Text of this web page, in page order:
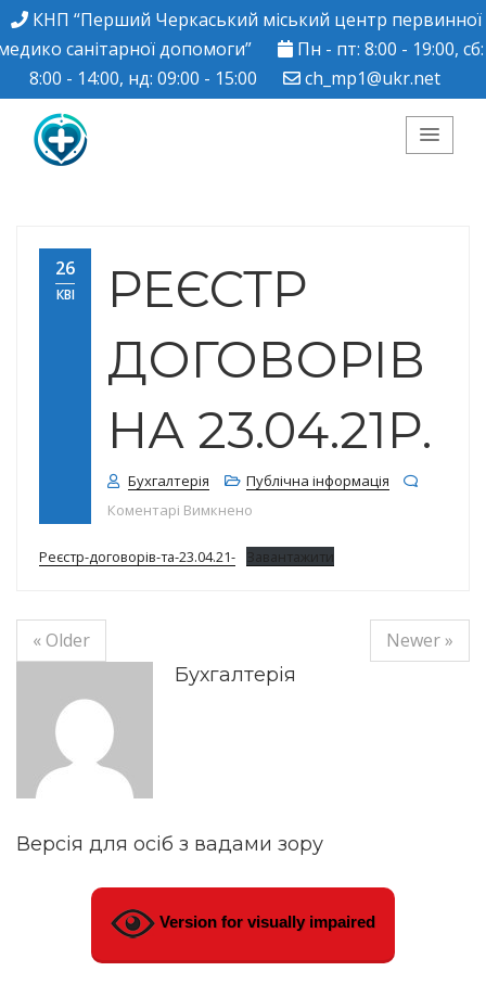
КНП “Перший Черкаський міський центр первинної
санітарної допомоги”
Пн - пт: 8:00 - 19:00, сб:
8:00 - 14:00, нд: 09:00 - 15:00
ch_mp1@ukr.net
Черкаський міський
центр ПМСД"
26
КВІ
РЕЄСТР
ДОГОВОРІВ
НА 23.04.21Р.
Бухгалтерія
Публічна інформація
Коментарі Вимкнено
Реєстр-договорів-та-23.04.21- Завантажити
« Older
Newer »
Бухгалтерія
Версія для осіб з вадами зору
Version for visually impaired